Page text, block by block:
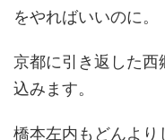
をやればいいのに。
京都に引き返した西
込みます。
橋本左内もどんより